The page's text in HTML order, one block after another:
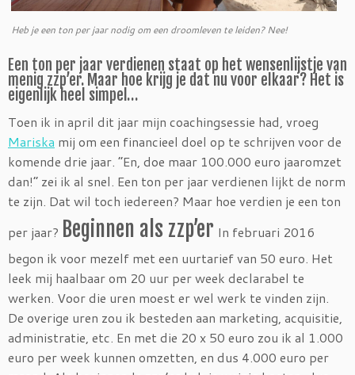
Heb je een ton per jaar nodig om een droomleven te leiden? Nee!
Een ton per jaar verdienen staat op het wensenlijstje van
menig zzp’er. Maar hoe krijg je dat nu voor elkaar? Het is
eigenlijk heel simpel…
Toen ik in april dit jaar mijn coachingsessie had, vroeg
Mariska mij om een financieel doel op te schrijven voor de
komende drie jaar. “En, doe maar 100.000 euro jaaromzet
dan!” zei ik al snel. Een ton per jaar verdienen lijkt de norm
te zijn. Dat wil toch iedereen? Maar hoe verdien je een ton
per jaar? Beginnen als zzp’er In februari 2016
begon ik voor mezelf met een uurtarief van 50 euro. Het
leek mij haalbaar om 20 uur per week declarabel te
werken. Voor die uren moest er wel werk te vinden zijn.
De overige uren zou ik besteden aan marketing, acquisitie,
administratie, etc. En met die 20 x 50 euro zou ik al 1.000
euro per week kunnen omzetten, en dus 4.000 euro per